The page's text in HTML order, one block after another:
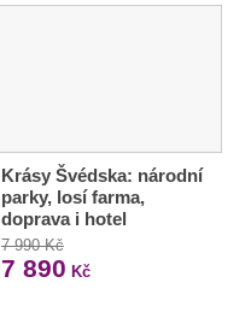
Krásy Švédska: národní
parky, losí farma,
doprava i hotel
7 990 Kč
7 890 Kč